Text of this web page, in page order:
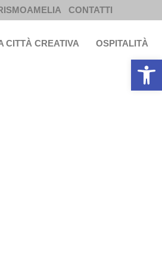
CONTATTI
CITTÀ CREATIVA
OSPITALITÀ
Apri la